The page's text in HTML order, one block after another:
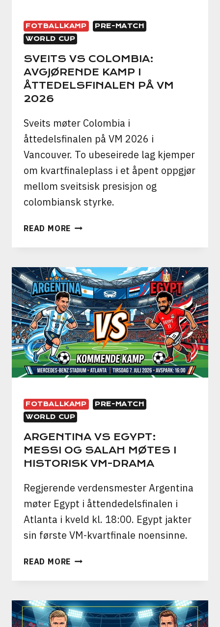
FOTBALLKAMP
PRE-MATCH
WORLD CUP
SVEITS VS COLOMBIA:
AVGJØRENDE KAMP I
ÅTTEDELSFINALEN PÅ VM
2026
Sveits møter Colombia i
åttedelsfinalen på VM 2026 i
Vancouver. To ubeseirede lag kjemper
om kvartfinaleplass i et åpent oppgjør
mellom sveitsisk presisjon og
colombiansk styrke.
READ MORE SVEITS
COLOMBIA:
KAMP
I
ÅTTEDELSFINALEN
PÅ
VM
2026
FOTBALLKAMP
PRE-MATCH
WORLD CUP
ARGENTINA VS EGYPT:
MESSI OG SALAH MØTES I
HISTORISK VM-DRAMA
Regjerende verdensmester Argentina
møter Egypt i åttendedelsfinalen i
Atlanta i kveld kl. 18:00. Egypt jakter
sin første VM-kvartfinale noensinne.
READ MORE ARGENTINA
EGYPT:
OG
SALAH